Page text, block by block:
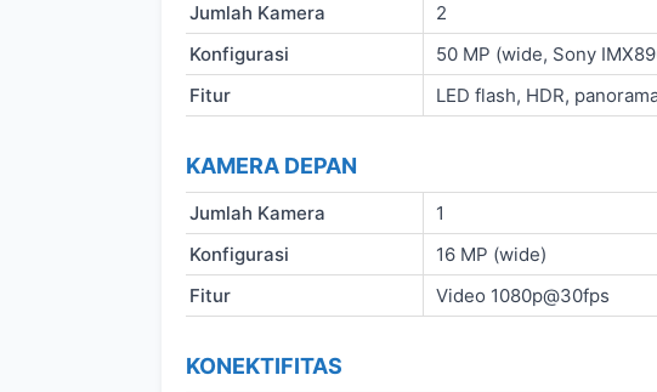
Jumlah Kamera
2
Konfigurasi
50 MP (wide, Sony
Fitur
LED flash, HDR,
KAMERA DEPAN
Jumlah Kamera
1
Konfigurasi
16 MP (wide)
Fitur
Video 1080p@30fps
KONEKTIFITAS